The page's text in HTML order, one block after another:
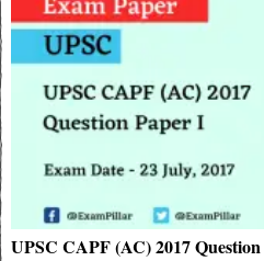
UPSC CAPF (AC) 2017